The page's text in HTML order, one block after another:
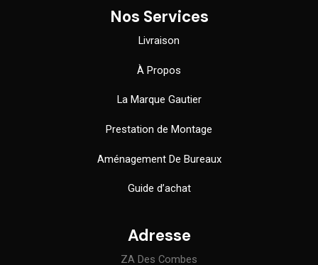
Nos Services
Livraison
À Propos
La Marque Gautier
Prestation de Montage
Aménagement De Bureaux
Guide d’achat
Adresse
ZA Des Combes